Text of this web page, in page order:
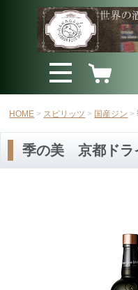
HOME スピリッツ 国産ジン
季の美 京都ドラ